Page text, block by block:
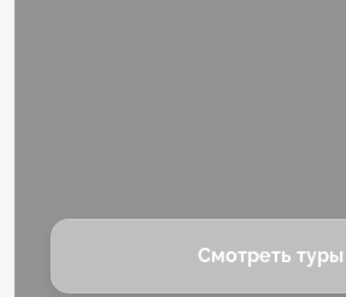
Смотреть туры